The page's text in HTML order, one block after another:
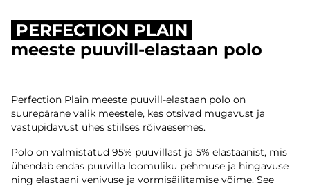
PERFECTION PLAIN
meeste puuvill-elastaan polo
Perfection Plain meeste puuvill-elastaan polo on
suurepärane valik meestele, kes otsivad mugavust ja
vastupidavust ühes stiilses rõivaesemes.
Polo on valmistatud 95% puuvillast ja 5% elastaanist, mis
ühendab endas puuvilla loomuliku pehmuse ja hingavuse
ning elastaani venivuse ja vormisäilitamise võime. See